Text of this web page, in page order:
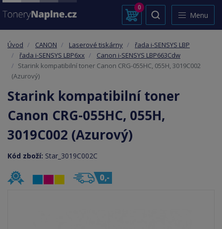
0
Menu
Úvod CANON Laserové tiskárny
řada i-SENSYS LBP
řada i-SENSYS LBP6xx
Canon i-SENSYS LBP663Cdw
Starink kompatibilní toner Canon CRG-055HC, 055H, 3019C002
(Azurový)
Starink kompatibilní toner
Canon CRG-055HC, 055H,
3019C002 (Azurový)
Kód zboží: Star_3019C002C